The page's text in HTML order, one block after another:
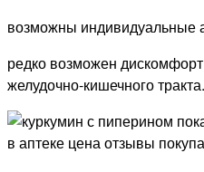
возможны индивидуальные
редко возможен
желудочно‑кишечного тракта.